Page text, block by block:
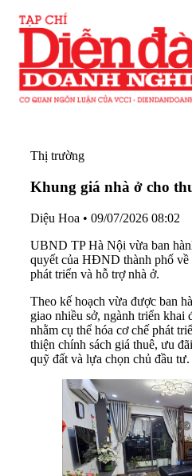
Thị trường
Khung giá nhà ở cho
Diệu Hoa • 09/07/2026 08:02
UBND TP Hà Nội vừa ban
quyết của HĐND thành phố về
phát triển và hỗ trợ nhà ở.
Theo kế hoạch vừa được ban
giao nhiều sở, ngành triển khai
nhằm cụ thể hóa cơ chế phát
thiện chính sách giá thuê, ưu
quỹ đất và lựa chọn chủ đầu tư.